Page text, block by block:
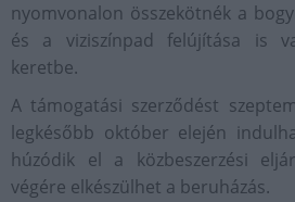
nyomvonalon összekötnék a
és a viziszínpad felújítása is
keretbe.
A támogatási szerződést
legkésőbb október elején
húzódik el a közbeszerzési
végére elkészülhet a beruházás.